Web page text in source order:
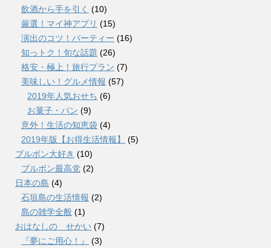
飲酒から手を引く (10)
厳選！マイ神アプリ (15)
演出のコツ！パーティー (16)
知っトク！旬な話題 (26)
格安・極上！旅行プラン (7)
美味しい！グルメ情報 (57)
2019年人気おせち (6)
お菓子・パン (9)
意外！生活の知恵袋 (4)
2019年版【お得生活情報】
(5)
ブルボン大好き (10)
ブルボン最高党 (2)
日本の島 (4)
石垣島の生活情報 (2)
島の雑学全般 (1)
おはなしの せかい (7)
『夢にご用心！』
(3)